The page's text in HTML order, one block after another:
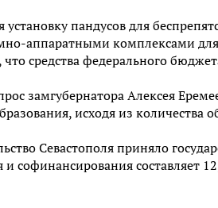
пандусов для
аппаратными комплексами для
средства федерального
замгубернатора Алексея
исходя из количества
Севастополя приняло
софинансирования составляет